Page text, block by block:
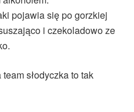
pojawia się po gorzkiej
i czekoladowo ze
słodyczka to tak